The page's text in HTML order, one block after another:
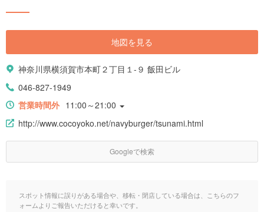
地図を見る
神奈川県横須賀市本町２丁目１-９ 飯田ビル
046-827-1949
営業時間外 11:00～21:00
http://www.cocoyoko.net/navyburger/tsunami.html
Googleで検索
スポット情報に誤りがある場合や、移転・閉店している場合は、こちらのフ
ォームよりご報告いただけると幸いです。